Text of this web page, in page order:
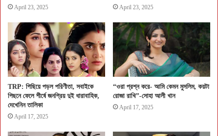
April 23, 2025 April 23, 2025
TRP: পিছিয়ে পড়ল পরিণীতা, সবাইকে
পিছনে ফেলে শীর্ষে জনপ্রিয় দুই ধারাবাহিক,
দেখেনিন তালিকা
April 17, 2025
“ওরা প্রশ্ন করে- আমি কেমন মুসলিম, কয়টা
রোজা রাখি”-সোহা আলী খান
April 17, 2025